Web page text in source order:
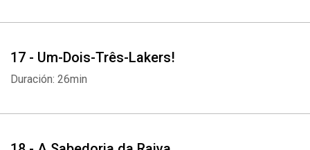
17 - Um-Dois-Três-Lakers!
Duración: 26min